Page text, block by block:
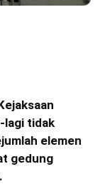
lagi tidak
elemen
gedung